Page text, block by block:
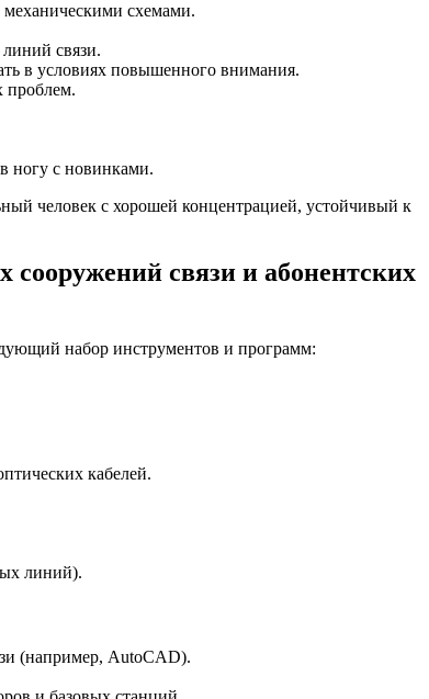
схемами.
связи.
в условиях повышенного внимания.
проблем.
ногу с новинками.
человек с хорошей концентрацией, устойчивый к
связи и абонентских
набор инструментов и программ:
кабелей.
линий).
(например, AutoCAD).